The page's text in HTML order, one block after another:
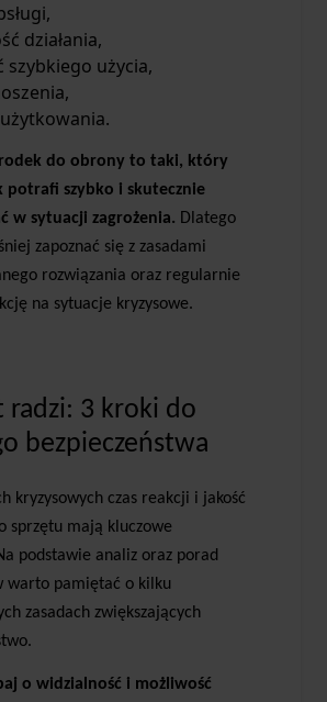
działania,
szybkiego użycia,
do obrony to taki, który
potrafi szybko i skutecznie
w sytuacji zagrożenia. Dlatego
zapoznać się z zasadami
rozwiązania oraz regularnie
na sytuacje kryzysowe.
radzi: 3 kroki do
bezpieczeństwa
kryzysowych czas reakcji i jakość
sprzętu mają kluczowe
podstawie analiz oraz porad
warto pamiętać o kilku
zasadach zwiększających
o widzialność i możliwość